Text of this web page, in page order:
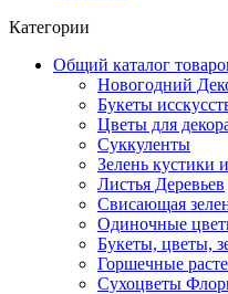
Категории
Общий каталог
Новогодний
Букеты
Цветы для
Суккуленты
Зелень кустики
Листья Деревьев
Свисающая
Одиночные
Букеты, цветы,
Горшечные
Сухоцветы